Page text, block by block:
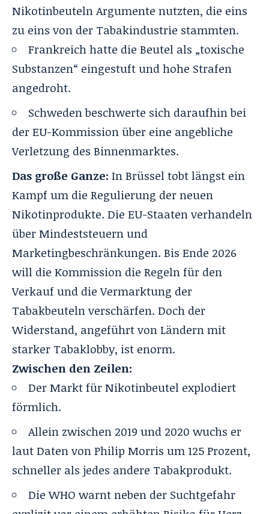
Nikotinbeuteln Argumente nutzten, die eins
zu eins von der Tabakindustrie stammten.
Frankreich hatte die Beutel als „toxische
Substanzen“ eingestuft und hohe Strafen
angedroht.
Schweden beschwerte sich daraufhin bei
der EU-Kommission über eine angebliche
Verletzung des Binnenmarktes.
Das große Ganze: In Brüssel tobt längst ein
Kampf um die Regulierung der neuen
Nikotinprodukte. Die EU-Staaten verhandeln
über Mindeststeuern und
Marketingbeschränkungen. Bis Ende 2026
will die Kommission die Regeln für den
Verkauf und die Vermarktung der
Tabakbeuteln verschärfen. Doch der
Widerstand, angeführt von Ländern mit
starker Tabaklobby, ist enorm.
Zwischen den Zeilen:
Der Markt für Nikotinbeutel explodiert
förmlich.
Allein zwischen 2019 und 2020 wuchs er
laut Daten von Philip Morris um 125 Prozent,
schneller als jedes andere Tabakprodukt.
Die WHO warnt neben der Suchtgefahr